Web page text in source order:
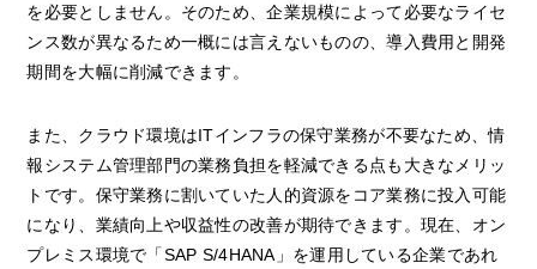
を必要としません。そのため、企業規模によって必要なライセ
ンス数が異なるため一概には言えないものの、導入費用と開発
期間を大幅に削減できます。
また、クラウド環境はITインフラの保守業務が不要なため、情
報システム管理部門の業務負担を軽減できる点も大きなメリッ
トです。保守業務に割いていた人的資源をコア業務に投入可能
になり、業績向上や収益性の改善が期待できます。現在、オン
プレミス環境で「SAP S/4HANA」を運用している企業であれ